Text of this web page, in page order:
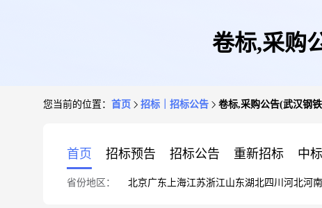
卷标,采购
您当前的位置： 首页 招标｜招标公告 卷标,采购公告(武汉钢
首页 招标预告 招标公告 重新招标 中
省份地区： 北京广东 上海江苏浙江山东湖北四川 河北河南